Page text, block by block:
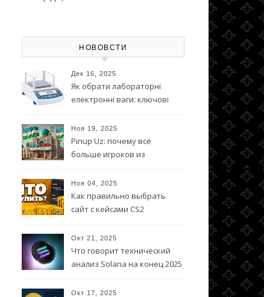
НОВОВСТИ
Дек 16, 2025
Як обрати лабораторні
електронні ваги: ключові
звернути увагу
Ноя 19, 2025
Pinup Uz: почему всё
больше игроков из
платформу
Ноя 04, 2025
Как правильно выбрать
сайт с кейсами CS2
Окт 21, 2025
Что говорит технический
анализ Solana на конец 2025
Окт 17, 2025